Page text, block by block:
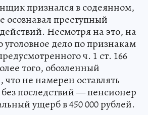
признался в содеянном,
осознавал преступный
Несмотря на это, на
дело по признакам
ч. 1 ст. 166
того, обозленный
не намерен оставлять
последствий — пенсионер
ущерб в 450 000 рублей.